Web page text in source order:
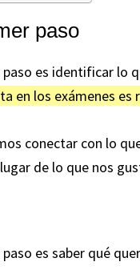
paso
paso es identificar lo
en los exámenes
conectar con lo
de lo que nos
paso es saber qué